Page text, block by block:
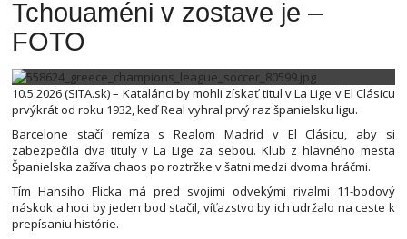
Tchouaméni v zostave je –
FOTO
10.5.2026 (SITA.sk) – Katalánci by mohli získať titul v La Lige v El Clásicu
prvýkrát od roku 1932, keď Real vyhral prvý raz španielsku ligu.
Barcelone stačí remíza s Realom Madrid v El Clásicu, aby si
zabezpečila dva tituly v La Lige za sebou. Klub z hlavného mesta
Španielska zažíva chaos po roztržke v šatni medzi dvoma hráčmi.
Tím Hansiho Flicka má pred svojimi odvekými rivalmi 11-bodový
náskok a hoci by jeden bod stačil, víťazstvo by ich udržalo na ceste k
prepísaniu histórie.